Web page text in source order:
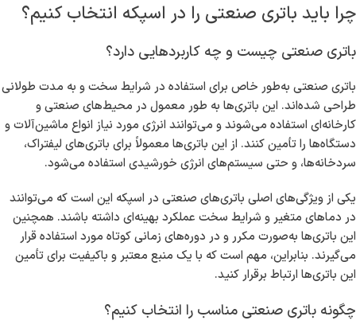
چرا باید باتری صنعتی را در اسپکه انتخاب کنیم؟
باتری صنعتی چیست و چه کاربردهایی دارد؟
باتری صنعتی به‌طور خاص برای استفاده در شرایط سخت و به مدت طولانی
طراحی شده‌اند. این باتری‌ها به طور معمول در محیط‌های صنعتی و
کارخانه‌ای استفاده می‌شوند و می‌توانند انرژی مورد نیاز انواع ماشین‌آلات و
دستگاه‌ها را تأمین کنند. از این باتری‌ها معمولاً برای باتری‌های لیفتراک،
سردخانه‌ها، و حتی سیستم‌های انرژی خورشیدی استفاده می‌شود.
یکی از ویژگی‌های اصلی باتری‌های صنعتی در اسپکه این است که می‌توانند
در دماهای متغیر و شرایط سخت عملکرد بهینه‌ای داشته باشند. همچنین
این باتری‌ها به‌صورت مکرر و در دوره‌های زمانی کوتاه مورد استفاده قرار
می‌گیرند. بنابراین، مهم است که با یک منبع معتبر و باکیفیت برای تأمین
این باتری‌ها ارتباط برقرار کنید.
چگونه باتری صنعتی مناسب را انتخاب کنیم؟